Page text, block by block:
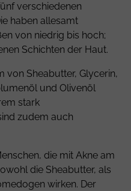
verschiedenen
haben allesamt
von niedrig bis hoch;
Schichten der Haut.
von Sheabutter,Glycerin,
und Olivenöl
stark
zudem auch
die mit Akne am
die Sheabutter, als
wirken. Der